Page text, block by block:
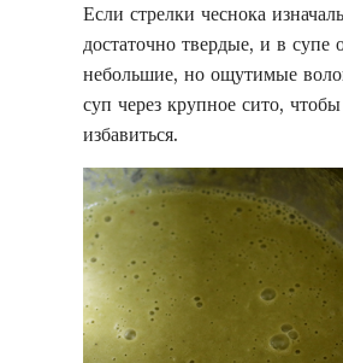
Если стрелки чеснока
достаточно твердые, и в супе
небольшие, но ощутимые
суп через крупное сито,
избавиться.